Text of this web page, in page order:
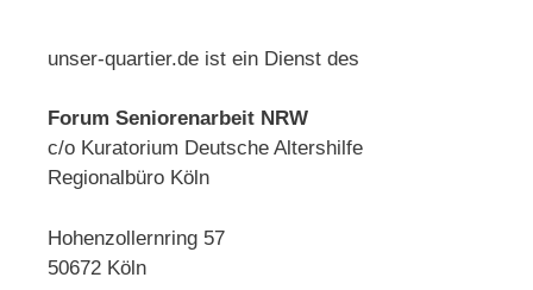
unser-quartier.de ist ein Dienst des
Forum Seniorenarbeit NRW
c/o Kuratorium Deutsche Altershilfe
Regionalbüro Köln
Hohenzollernring 57
50672 Köln